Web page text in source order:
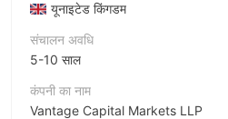
यूनाइटेड किंगडम
संचालन अवधि
5-10 साल
कंपनी का नाम
Vantage Capital Markets LLP